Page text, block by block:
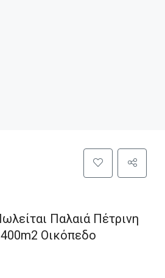
Παλαιά Πέτρινη
Οικόπεδο